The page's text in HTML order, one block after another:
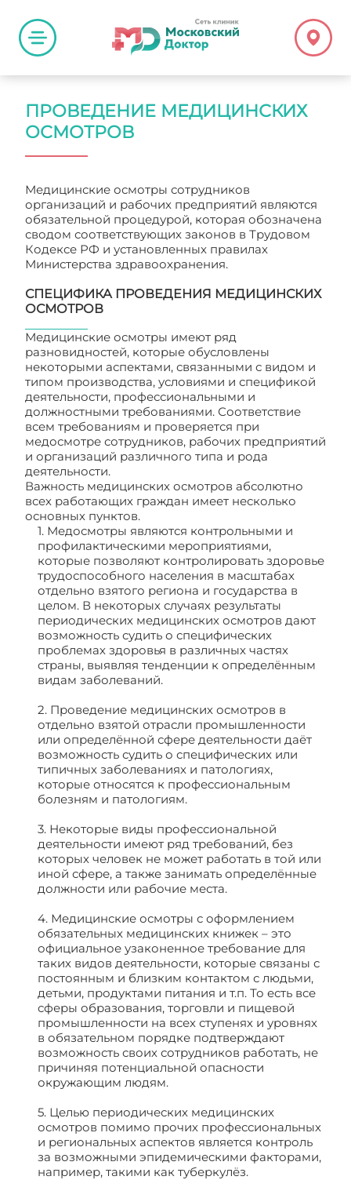
ПРОВЕДЕНИЕ МЕДИЦИНСКИХ
ОСМОТРОВ
Медицинские осмотры сотрудников
организаций и рабочих предприятий являются
обязательной процедурой, которая обозначена
сводом соответствующих законов в Трудовом
Кодексе РФ и установленных правилах
Министерства здравоохранения.
СПЕЦИФИКА ПРОВЕДЕНИЯ МЕДИЦИНСКИХ
ОСМОТРОВ
Медицинские осмотры имеют ряд
разновидностей, которые обусловлены
некоторыми аспектами, связанными с видом и
типом производства, условиями и спецификой
деятельности, профессиональными и
должностными требованиями. Соответствие
всем требованиям и проверяется при
медосмотре сотрудников, рабочих предприятий
и организаций различного типа и рода
деятельности.
Важность медицинских осмотров абсолютно
всех работающих граждан имеет несколько
основных пунктов.
1. Медосмотры являются контрольными и
профилактическими мероприятиями,
которые позволяют контролировать здоровье
трудоспособного населения в масштабах
отдельно взятого региона и государства в
целом. В некоторых случаях результаты
периодических медицинских осмотров дают
возможность судить о специфических
проблемах здоровья в различных частях
страны, выявляя тенденции к определённым
видам заболеваний.
2. Проведение медицинских осмотров в
отдельно взятой отрасли промышленности
или определённой сфере деятельности даёт
возможность судить о специфических или
типичных заболеваниях и патологиях,
которые относятся к профессиональным
болезням и патологиям.
3. Некоторые виды профессиональной
деятельности имеют ряд требований, без
которых человек не может работать в той или
иной сфере, а также занимать определённые
должности или рабочие места.
4. Медицинские осмотры с оформлением
обязательных медицинских книжек – это
официальное узаконенное требование для
таких видов деятельности, которые связаны с
постоянным и близким контактом с людьми,
детьми, продуктами питания и т.п. То есть все
сферы образования, торговли и пищевой
промышленности на всех ступенях и уровнях
в обязательном порядке подтверждают
возможность своих сотрудников работать, не
причиняя потенциальной опасности
окружающим людям.
5. Целью периодических медицинских
осмотров помимо прочих профессиональных
и региональных аспектов является контроль
за возможными эпидемическими факторами,
например, такими как туберкулёз.